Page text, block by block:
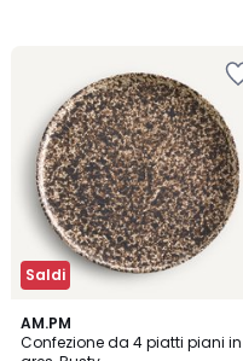
Saldi
AM.PM
Confezione da 4 piatti piani in
3,7
/ 5